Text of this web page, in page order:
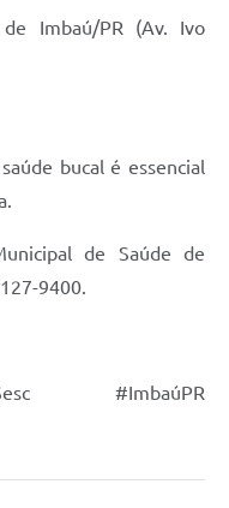
Imbaú/PR (Av. Ivo
bucal é essencial
de Saúde de
9400.
#ImbaúPR